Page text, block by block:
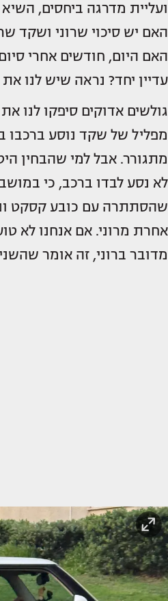
ועליית מדרגה ביחסים,
האם יש סיכוי שרוני ושקד
האם היום, חודשים אחרי
עדיין יחד? נראה שיש לנו
גולשים אדוקים סיפקו לנו
מפליל של שקד נוסע ברכבו
מתגורר. אבל למי שהבחין
לא נסע לבדו ברכב, כי
שהסתתרה עם כובע קסקט
אחרת מרוני. אם אנחנו לא
מדובר ברוני, זה אומר